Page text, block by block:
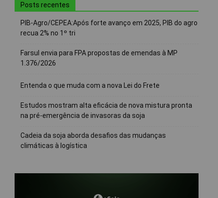
Posts recentes
PIB-Agro/CEPEA:Após forte avanço em 2025, PIB do agro
recua 2% no 1º tri
Farsul envia para FPA propostas de emendas à MP
1.376/2026
Entenda o que muda com a nova Lei do Frete
Estudos mostram alta eficácia de nova mistura pronta
na pré-emergência de invasoras da soja
Cadeia da soja aborda desafios das mudanças
climáticas à logística